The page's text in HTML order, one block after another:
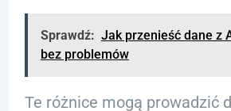
Sprawdź: Jak przenieść dane z
bez problemów
Te różnice mogą prowadzić